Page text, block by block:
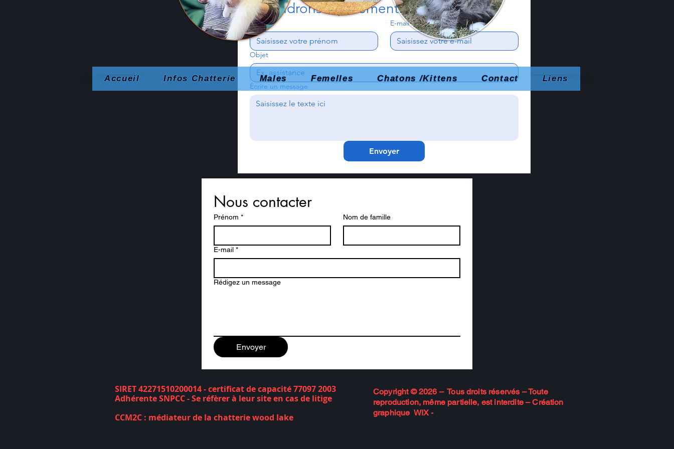
répondrons rapidement.
Prénom E-mail *
Objet
Écrire un message
Envoyer
Nous contacter
Prénom * Nom de famille
E-mail *
Rédigez un message
Envoyer
Accueil Infos Chatterie Males Femelles Chatons /Kittens Contact Liens
SIRET 42271510200014 - certificat de capacité 77097 2003
Adhérente SNPCC - Se réfèrer à leur site en cas de litige
CCM2C : médiateur de la chatterie wood lake
Copyright © 2026 – Tous droits réservés – Toute
reproduction, même partielle, est interdite – Création
graphique WIX -